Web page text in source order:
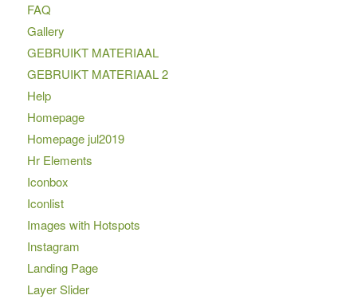
FAQ
Gallery
GEBRUIKT MATERIAAL
GEBRUIKT MATERIAAL 2
Help
Homepage
Homepage jul2019
Hr Elements
Iconbox
Iconlist
Images with Hotspots
Instagram
Landing Page
Layer Slider